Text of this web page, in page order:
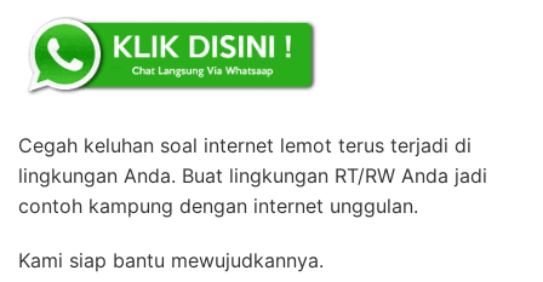
Cegah keluhan soal internet lemot terus terjadi di
lingkungan Anda. Buat lingkungan RT/RW Anda jadi
contoh kampung dengan internet unggulan.
Kami siap bantu mewujudkannya.